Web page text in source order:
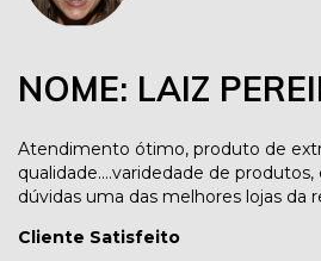
NOME: LAIZ
Atendimento ótimo, produto de
qualidade....varidedade de
dúvidas uma das melhores lojas da
Cliente Satisfeito